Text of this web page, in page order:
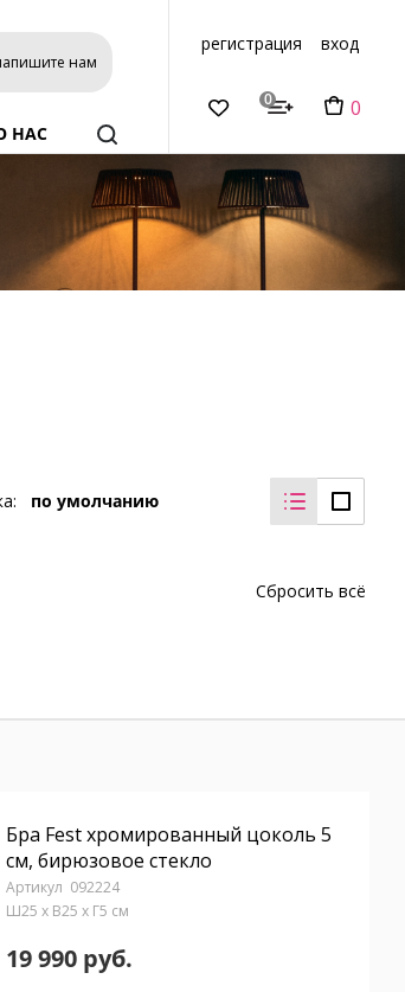
нам
НАС
регистрация вход
0 0
по умолчанию
Сбросить всё
Бра Fest хромированный цоколь 5
см, бирюзовое стекло
092224
Ш25 x В25 x Г5 см
19 990 руб.